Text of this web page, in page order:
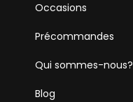
Occasions
Précommandes
Qui sommes-nous?
Blog